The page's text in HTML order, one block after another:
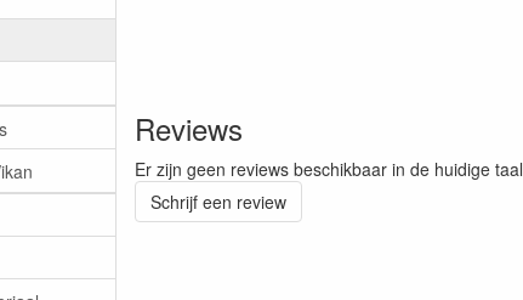
Reviews
Er zijn geen reviews beschikbaar in de huidige taal
Schrijf een review